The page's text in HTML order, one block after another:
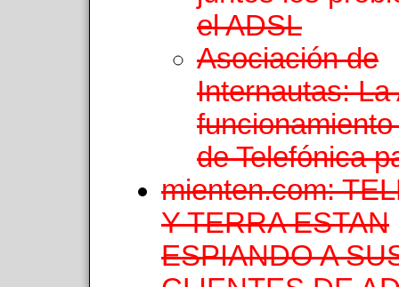
el ADSL
Asociación de
Internautas: La
de Telefónica
mienten.com:
Y TERRA ESTAN
ESPIANDO A